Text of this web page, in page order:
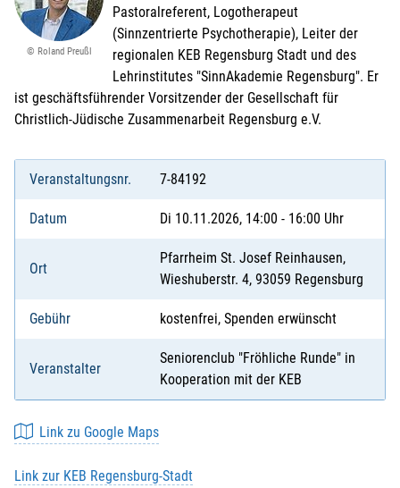
© Roland Preußl
Pastoralreferent, Logotherapeut
(Sinnzentrierte Psychotherapie), Leiter der
regionalen KEB Regensburg Stadt und des
Lehrinstitutes "SinnAkademie Regensburg". Er
ist geschäftsführender Vorsitzender der Gesellschaft für
Christlich-Jüdische Zusammenarbeit Regensburg e.V.
Veranstaltungsnr. 7-84192
Datum Di 10.11.2026, 14:00 - 16:00 Uhr
Ort
Pfarrheim St. Josef Reinhausen,
Wieshuberstr. 4, 93059 Regensburg
Gebühr kostenfrei, Spenden erwünscht
Veranstalter
Seniorenclub "Fröhliche Runde" in
Kooperation mit der KEB
Link zu Google Maps
Link zur KEB Regensburg-Stadt